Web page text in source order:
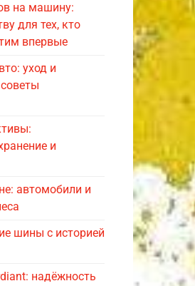
на машину:
для тех, кто
впервые
уход и
и
автомобили и
шины с историей
надёжность